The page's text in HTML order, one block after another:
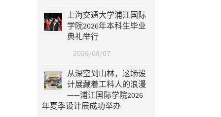
上海交通大学浦江国际
学院2026年本科生毕业
典礼举行
2026/08/07
从深空到山林，这场设
计展藏着工科人的浪漫
——浦江国际学院2026
年夏季设计展成功举办